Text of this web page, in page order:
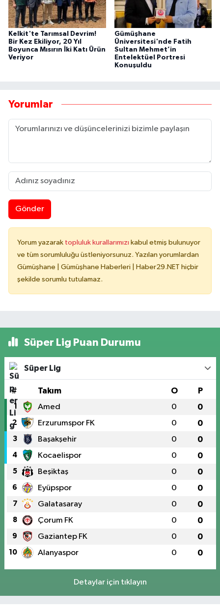
Kelkit'te Tarımsal Devrim!
Bir Kez Ekiliyor, 20 Yıl
Boyunca Mısırın İki Katı Ürün
Veriyor
Gümüşhane
Üniversitesi'nde Fatih
Sultan Mehmet’in
Entelektüel Portresi
Konuşuldu
Yorumlar
Gönder
Yorum yazarak topluluk kurallarımızı kabul etmiş bulunuyor
ve tüm sorumluluğu üstleniyorsunuz. Yazılan yorumlardan
Gümüşhane | Gümüşhane Haberleri | Haber29.NET hiçbir
şekilde sorumlu tutulamaz.
Süper Lig Puan Durumu
Süper Lig
# Takım O P
1 Amed 0 0
2 Erzurumspor FK 0 0
3 Başakşehir 0 0
4 Kocaelispor 0 0
5 Beşiktaş 0 0
6 Eyüpspor 0 0
7 Galatasaray 0 0
8 Çorum FK 0 0
9 Gaziantep FK 0 0
10 Alanyaspor 0 0
Detaylar için tıklayın